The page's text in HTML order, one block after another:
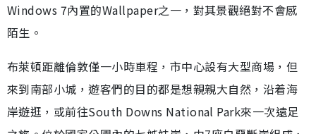
Windows 7內置的Wallpaper之一，對其景觀絕對不會感
陌生。
布萊頓距離倫敦僅一小時車程，市中心設有大型商場，但
來到南部小城，遊客們的目的都是想親親大自然，沿着海
岸遊逛，或前往South Downs National Park來一次遠足